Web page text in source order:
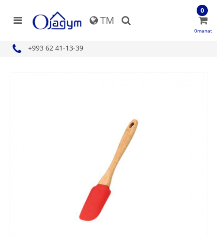
TM
+993 62 41-13-39
0
0manat